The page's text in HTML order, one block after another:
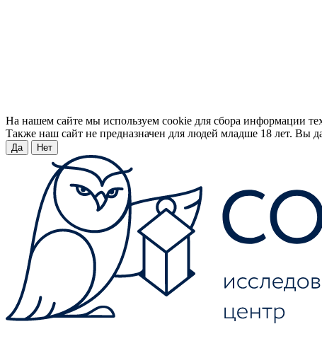
На нашем сайте мы используем cookie для сбора информации
Также наш сайт не предназначен для людей младше 18 лет. Вы
Да Нет